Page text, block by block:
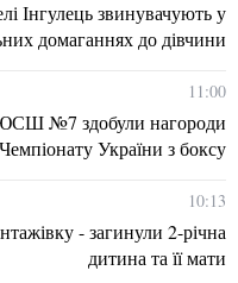
Інгулець звинувачують у
домаганнях до дівчини
11:00
№7 здобули нагороди
Чемпіонату України з боксу
10:13
- загинули 2-річна
дитина та її мати